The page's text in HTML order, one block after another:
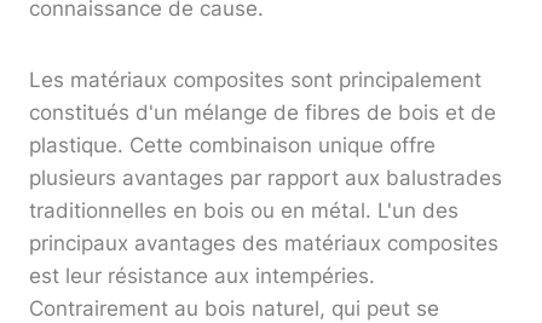
connaissance de cause.
Les matériaux composites sont principalement
constitués d'un mélange de fibres de bois et de
plastique. Cette combinaison unique offre
plusieurs avantages par rapport aux balustrades
traditionnelles en bois ou en métal. L'un des
principaux avantages des matériaux composites
est leur résistance aux intempéries.
Contrairement au bois naturel, qui peut se